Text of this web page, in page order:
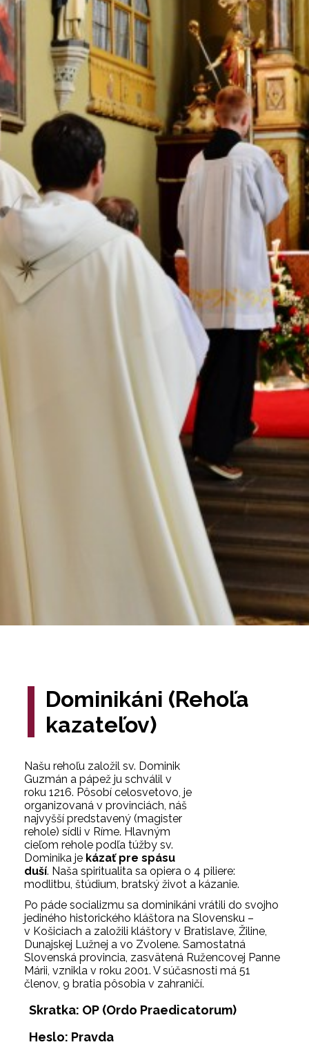
Dominikáni (Rehoľa
kazateľov)
Našu rehoľu založil sv. Dominik
Guzmán a pápež ju schválil v
roku 1216. Pôsobí celosvetovo, je
organizovaná v provinciách, náš
najvyšší predstavený (magister
rehole) sídli v Ríme. Hlavným
cieľom rehole podľa túžby sv.
Dominika je kázať pre spásu
duší. Naša spiritualita sa opiera o 4 piliere:
modlitbu, štúdium, bratský život a kázanie.
Po páde socializmu sa dominikáni vrátili do svojho
jediného historického kláštora na Slovensku –
v Košiciach a založili kláštory v Bratislave, Žiline,
Dunajskej Lužnej a vo Zvolene. Samostatná
Slovenská provincia, zasvätená Ružencovej Panne
Márii, vznikla v roku 2001. V súčasnosti má 51
členov, 9 bratia pôsobia v zahraničí.
Skratka: OP (Ordo Praedicatorum)
Heslo: Pravda